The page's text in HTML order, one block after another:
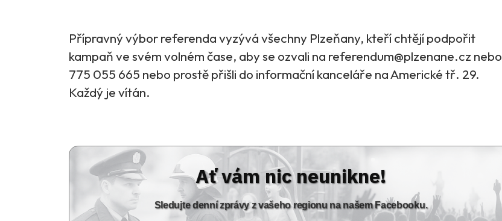
Přípravný výbor referenda vyzývá všechny Plzeňany, kteří chtějí podpořit
kampaň ve svém volném čase, aby se ozvali na referendum@plzenane.cz nebo
775 055 665 nebo prostě přišli do informační kanceláře na Americké tř. 29.
Každý je vítán.
Ať vám nic neunikne!
Sledujte denní zprávy z vašeho regionu na našem Facebooku.